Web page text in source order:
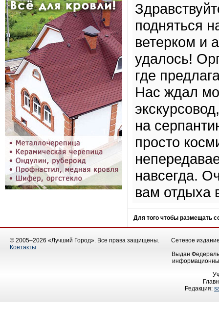
подняться
ветерком и
удалось!
где
Нас ждал
на
просто
навсегда.
вам отдыха
Для того чтобы размещать
© 2005–2026 «Лучший Город». Все права защищены.
Контакты
Сетевое
Выдан
Редакция: